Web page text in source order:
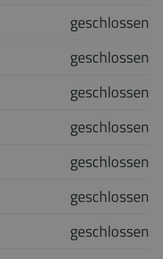
geschlossen
geschlossen
geschlossen
geschlossen
geschlossen
geschlossen
geschlossen